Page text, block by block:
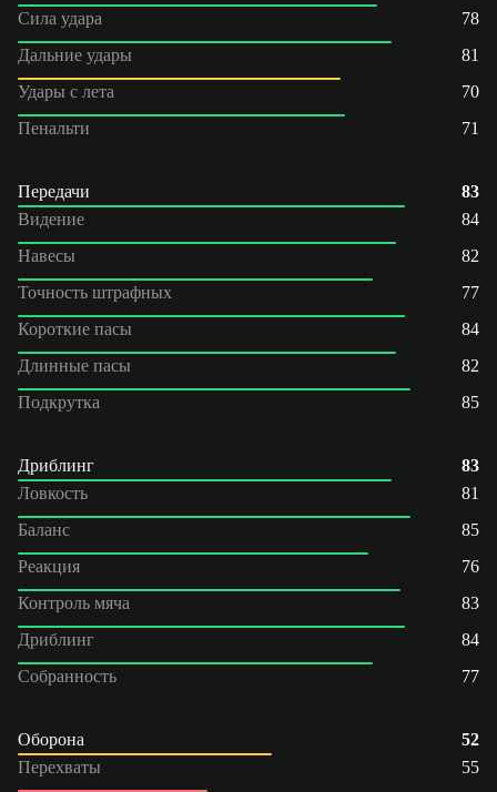
Сила удара
78
Дальние удары
81
Удары с лета
70
Пенальти
71
Передачи
83
Видение
84
Навесы
82
Точность штрафных
77
Короткие пасы
84
Длинные пасы
82
Подкрутка
85
Дриблинг
83
Ловкость
81
Баланс
85
Реакция
76
Контроль мяча
83
Дриблинг
84
Собранность
77
Оборона
52
Перехваты
55